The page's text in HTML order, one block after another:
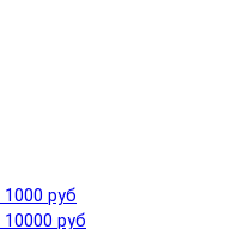
руб
руб